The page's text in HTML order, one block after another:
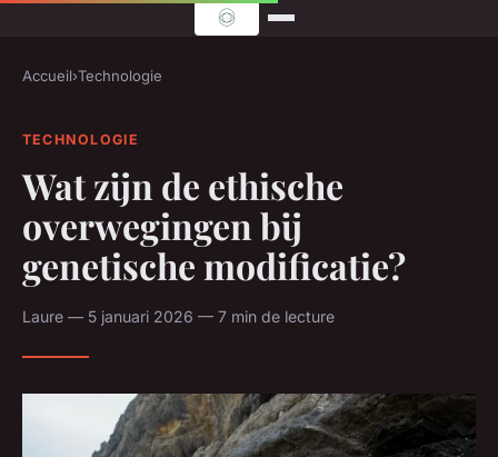
Accueil›Technologie
TECHNOLOGIE
Wat zijn de ethische
overwegingen bij
genetische modificatie?
Laure — 5 januari 2026 — 7 min de lecture